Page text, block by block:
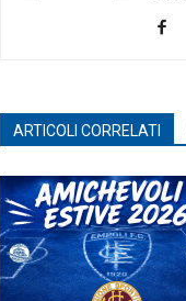
ARTICOLI CORRELATI